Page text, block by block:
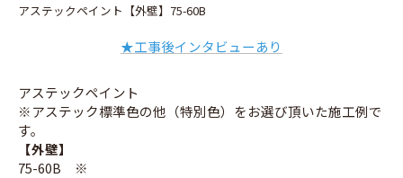
アステックペイント【外壁】75-60B
★工事後インタビューあり
アステックペイント
※アステック標準色の他（特別色）をお選び頂いた施工例で
す。
【外壁】
75-60B ※